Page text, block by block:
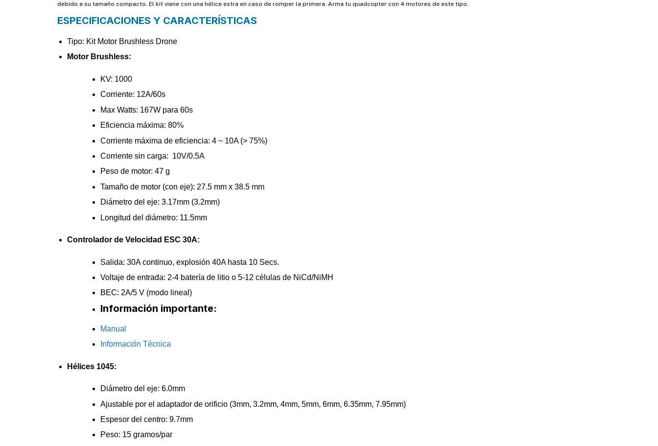
debido a su tamaño compacto. El kit viene con una hélice extra en caso de romper la primera. Arma tu quadcopter con 4 motores de este tipo.
ESPECIFICACIONES Y CARACTERÍSTICAS
Tipo: Kit Motor Brushless Drone
Motor Brushless:
KV: 1000
Corriente: 12A/60s
Max Watts: 167W para 60s
Eficiencia máxima: 80%
Corriente máxima de eficiencia: 4 ~ 10A (> 75%)
Corriente sin carga: 10V/0.5A
Peso de motor: 47 g
Tamaño de motor (con eje): 27.5 mm x 38.5 mm
Diámetro del eje: 3.17mm (3.2mm)
Longitud del diámetro: 11.5mm
Controlador de Velocidad ESC 30A:
Salida: 30A continuo, explosión 40A hasta 10 Secs.
Voltaje de entrada: 2-4 batería de litio o 5-12 células de NiCd/NiMH
BEC: 2A/5 V (modo lineal)
Información importante:
Manual
Información Técnica
Hélices 1045:
Diámetro del eje: 6.0mm
Ajustable por el adaptador de orificio (3mm, 3.2mm, 4mm, 5mm, 6mm, 6.35mm, 7.95mm)
Espesor del centro: 9.7mm
Peso: 15 gramos/par